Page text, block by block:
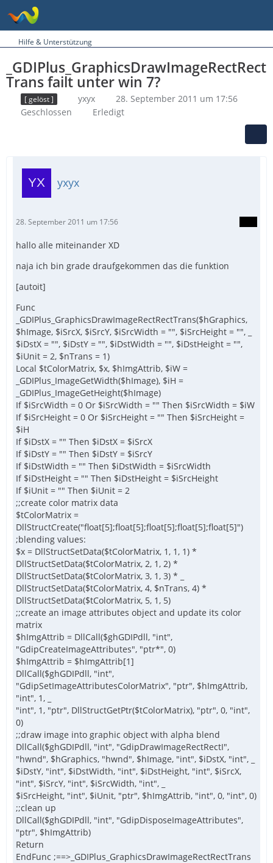
Hilfe & Unterstützung
_GDIPlus_GraphicsDrawImageRectRect
Trans failt unter win 7?
[ gelöst ] yxyx
28. September 2011 um 17:56
Geschlossen
Erledigt
yxyx
28. September 2011 um 17:56
hallo alle miteinander XD
naja ich bin grade draufgekommen das die funktion
[autoit]
Func
_GDIPlus_GraphicsDrawImageRectRectTrans($hGraphics,
$hImage, $iSrcX, $iSrcY, $iSrcWidth = "", $iSrcHeight = "", _
$iDstX = "", $iDstY = "", $iDstWidth = "", $iDstHeight = "",
$iUnit = 2, $nTrans = 1)
Local $tColorMatrix, $x, $hImgAttrib, $iW =
_GDIPlus_ImageGetWidth($hImage), $iH =
_GDIPlus_ImageGetHeight($hImage)
If $iSrcWidth = 0 Or $iSrcWidth = "" Then $iSrcWidth = $iW
If $iSrcHeight = 0 Or $iSrcHeight = "" Then $iSrcHeight =
$iH
If $iDstX = "" Then $iDstX = $iSrcX
If $iDstY = "" Then $iDstY = $iSrcY
If $iDstWidth = "" Then $iDstWidth = $iSrcWidth
If $iDstHeight = "" Then $iDstHeight = $iSrcHeight
If $iUnit = "" Then $iUnit = 2
;;create color matrix data
$tColorMatrix =
DllStructCreate("float[5];float[5];float[5];float[5];float[5]")
;blending values:
$x = DllStructSetData($tColorMatrix, 1, 1, 1) *
DllStructSetData($tColorMatrix, 2, 1, 2) *
DllStructSetData($tColorMatrix, 3, 1, 3) * _
DllStructSetData($tColorMatrix, 4, $nTrans, 4) *
DllStructSetData($tColorMatrix, 5, 1, 5)
;;create an image attributes object and update its color
matrix
$hImgAttrib = DllCall($ghGDIPdll, "int",
"GdipCreateImageAttributes", "ptr*", 0)
$hImgAttrib = $hImgAttrib[1]
DllCall($ghGDIPdll, "int",
"GdipSetImageAttributesColorMatrix", "ptr", $hImgAttrib,
"int", 1, _
"int", 1, "ptr", DllStructGetPtr($tColorMatrix), "ptr", 0, "int",
0)
;;draw image into graphic object with alpha blend
DllCall($ghGDIPdll, "int", "GdipDrawImageRectRectI",
"hwnd", $hGraphics, "hwnd", $hImage, "int", $iDstX, "int", _
$iDstY, "int", $iDstWidth, "int", $iDstHeight, "int", $iSrcX,
"int", $iSrcY, "int", $iSrcWidth, "int", _
$iSrcHeight, "int", $iUnit, "ptr", $hImgAttrib, "int", 0, "int", 0)
;;clean up
DllCall($ghGDIPdll, "int", "GdipDisposeImageAttributes",
"ptr", $hImgAttrib)
Return
EndFunc ;==>_GDIPlus_GraphicsDrawImageRectRectTrans